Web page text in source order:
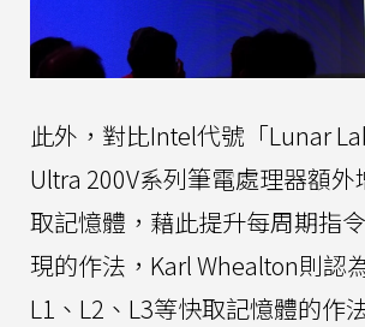
此外，對比Intel代號「Lunar
Ultra 200V系列筆電處理器額
取記憶體，藉此提升每周期指
現的作法，Karl Whealton則認
L1、L2、L3等快取記憶體的作